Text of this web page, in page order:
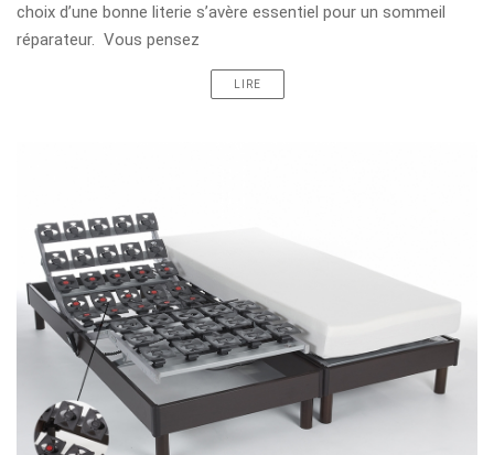
choix d’une bonne literie s’avère essentiel pour un sommeil
réparateur. Vous pensez
LIRE